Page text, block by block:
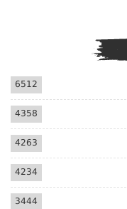
6512
4358
4263
4234
3444